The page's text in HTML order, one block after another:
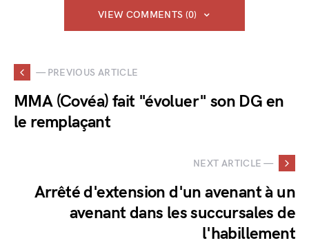
VIEW COMMENTS (0)
— PREVIOUS ARTICLE
MMA (Covéa) fait "évoluer" son DG en
le remplaçant
NEXT ARTICLE —
Arrêté d'extension d'un avenant à un
avenant dans les succursales de
l'habillement